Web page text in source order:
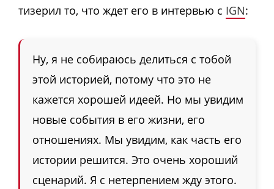
тизерил то, что ждет его в интервью с IGN:
Ну, я не собираюсь делиться с тобой
этой историей, потому что это не
кажется хорошей идеей. Но мы увидим
новые события в его жизни, его
отношениях. Мы увидим, как часть его
истории решится. Это очень хороший
сценарий. Я с нетерпением жду этого.